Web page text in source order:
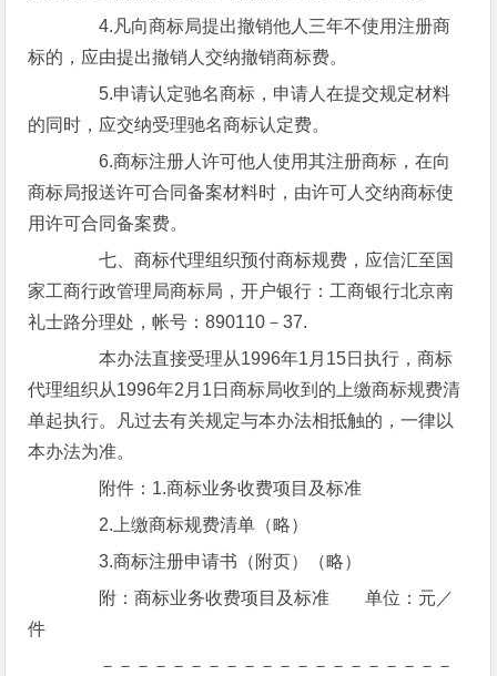
4.凡向商标局提出撤销他人三年不使用注册商
标的，应由提出撤销人交纳撤销商标费。
5.申请认定驰名商标，申请人在提交规定材料
的同时，应交纳受理驰名商标认定费。
6.商标注册人许可他人使用其注册商标，在向
商标局报送许可合同备案材料时，由许可人交纳商标使
用许可合同备案费。
七、商标代理组织预付商标规费，应信汇至国
家工商行政管理局商标局，开户银行：工商银行北京南
礼士路分理处，帐号：890110－37.
本办法直接受理从1996年1月15日执行，商标
代理组织从1996年2月1日商标局收到的上缴商标规费清
单起执行。凡过去有关规定与本办法相抵触的，一律以
本办法为准。
附件：1.商标业务收费项目及标准
2.上缴商标规费清单（略）
3.商标注册申请书（附页）（略）
附：商标业务收费项目及标准 单位：元／
件
－－－－－－－－－－－－－－－－－－－－